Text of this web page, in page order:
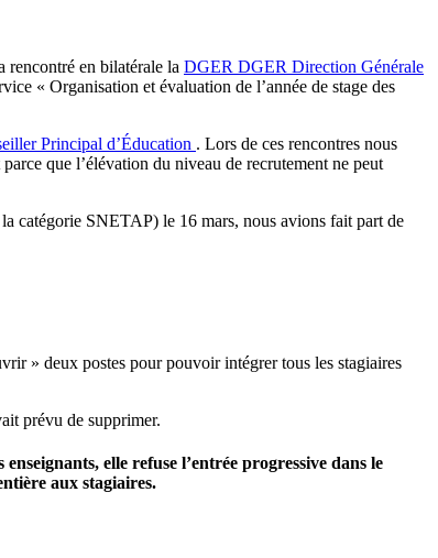
rencontré en bilatérale la DGER DGER Direction Générale
« Organisation et évaluation de l’année de stage des
Principal d’Éducation . Lors de ces rencontres nous
que l’élévation du niveau de recrutement ne peut
la catégorie SNETAP) le 16 mars, nous avions fait part de
» deux postes pour pouvoir intégrer tous les stagiaires
prévu de supprimer.
elle refuse l’entrée progressive dans le
aux stagiaires.